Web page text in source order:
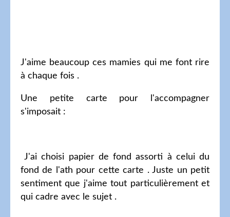
J'aime beaucoup ces mamies qui me font rire
à chaque fois .
Une petite carte pour l'accompagner
s'imposait :
J'ai choisi papier de fond assorti à celui du
fond de l'ath pour cette carte . Juste un petit
sentiment que j'aime tout particulièrement et
qui cadre avec le sujet .